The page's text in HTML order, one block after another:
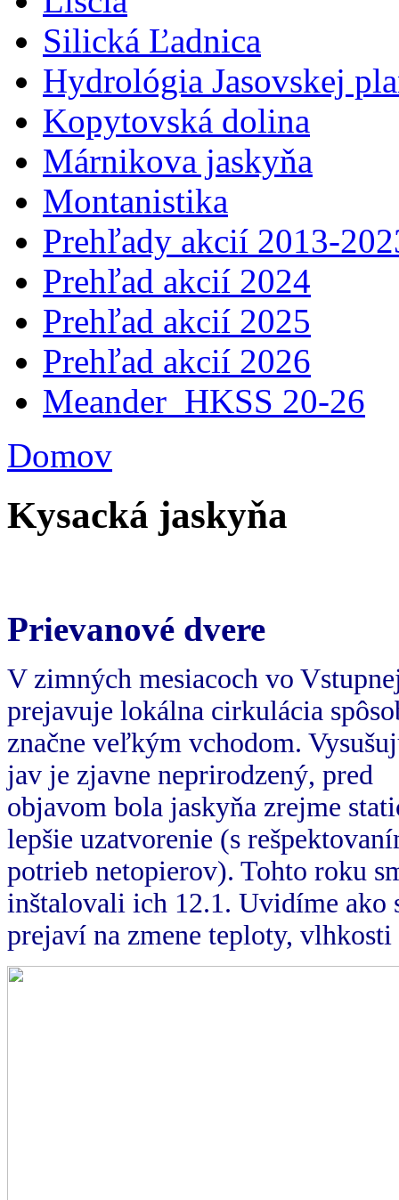
Silická Ľadnica
Hydrológia Jasovskej
Kopytovská dolina
Márnikova jaskyňa
Montanistika
Prehľady akcií 2013-
Prehľad akcií 2024
Prehľad akcií 2025
Prehľad akcií 2026
Meander_HKSS 20-26
Domov
Kysacká jaskyňa
Prievanové dvere
V zimných mesiacoch vo
prejavuje lokálna cirkulácia
značne veľkým vchodom.
jav je zjavne neprirodzený, pred
objavom bola jaskyňa zrejme
lepšie uzatvorenie (s
potrieb netopierov). Tohto roku
inštalovali ich 12.1. Uvidíme ako
prejaví na zmene teploty, vlhkosti